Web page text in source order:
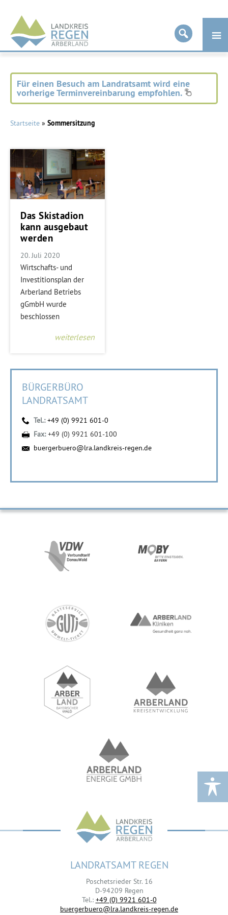
Landkreis
Regen
Für einen Besuch am Landratsamt wird eine
vorherige Terminvereinbarung empfohlen.
Startseite » Sommersitzung
Das Skistadion
kann ausgebaut
werden
20. Juli 2020
Wirtschafts- und
Investitionsplan der
Arberland Betriebs
gGmbH wurde
beschlossen
weiterlesen
BÜRGERBÜRO
LANDRATSAMT
Tel.:+49 (0) 9921 601-0
Fax:+49 (0) 9921 601-100
buergerbuero@lra.landkreis-regen.de
LANDRATSAMT REGEN
Poschetsrieder Str. 16
D-94209 Regen
Tel.: +49 (0) 9921 601-0
buergerbuero@lra.landkreis-regen.de